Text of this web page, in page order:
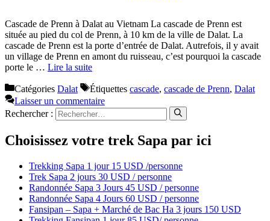
Cascade de Prenn à Dalat au Vietnam La cascade de Prenn est
située au pied du col de Prenn, à 10 km de la ville de Dalat. La
cascade de Prenn est la porte d’entrée de Dalat. Autrefois, il y avait
un village de Prenn en amont du ruisseau, c’est pourquoi la cascade
porte le … Lire la suite
Catégories Dalat Étiquettes cascade, cascade de Prenn, Dalat
Laisser un commentaire
Rechercher :
Choisissez votre trek Sapa par ici
Trekking Sapa 1 jour 15 USD /personne
Trek Sapa 2 jours 30 USD / personne
Randonnée Sapa 3 Jours 45 USD / personne
Randonnée Sapa 4 Jours 60 USD / personne
Fansipan – Sapa + Marché de Bac Ha 3 jours 150 USD